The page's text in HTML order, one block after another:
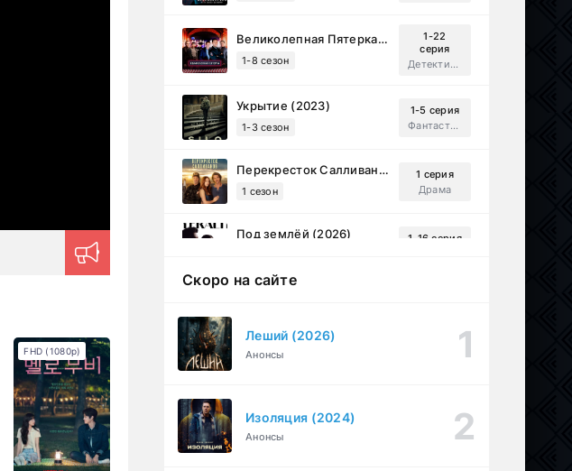
FHD (1080p)
Великолепная Пятерка (2019)
1-8 сезон
1-22
серия
Детектив, Русский
Укрытие (2023)
1-3 сезон
1-5 серия
Фантастика, Триллер, Драма
Перекресток Салливанов (2023)
1 сезон
1 серия
Драма
Под землёй (2026)
1-16 серия
БиМ (2021)
Скоро на сайте
Леший (2026)
Анонсы
Изоляция (2024)
Анонсы